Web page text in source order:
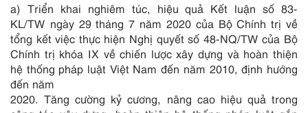
a) Triển khai nghiêm túc, hiệu quả Kết luận số 83-
KL/TW ngày 29 tháng 7 năm 2020 của Bộ Chính trị về
tổng kết việc thực hiện Nghị quyết số 48-NQ/TW của Bộ
Chính trị khóa IX về chiến lược xây dựng và hoàn thiện
hệ thống pháp luật Việt Nam đến năm 2010, định hướng
đến năm
2020. Tăng cường kỷ cương, nâng cao hiệu quả trong